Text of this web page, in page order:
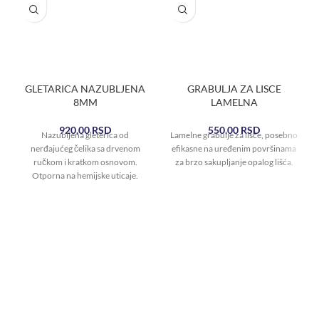
GLETARICA NAZUBLJENA
8MM
920,00RSD
Nazubljena gleterica od
nerđajućeg čelika sa drvenom
ručkom i kratkom osnovom.
Otporna na hemijske uticaje.
GRABULJA ZA LISCE
LAMELNA
550,00 RSD
Lamelne grabulje za lišće, posebno
efikasne na uređenim površinama
za brzo sakupljanje opalog lišća.